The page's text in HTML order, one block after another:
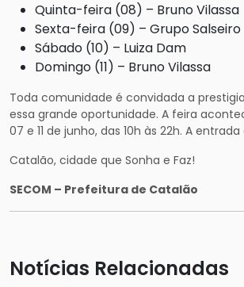
Quinta-feira (08) – Bruno Vilassa
Sexta-feira (09) – Grupo Salseiro
Sábado (10) – Luiza Dam
Domingo (11) – Bruno Vilassa
Toda comunidade é convidada a
essa grande oportunidade. A feira
07 e 11 de junho, das 10h às 22h. A
Catalão, cidade que Sonha e Faz!
SECOM – Prefeitura de Catalão
Notícias Relacionadas